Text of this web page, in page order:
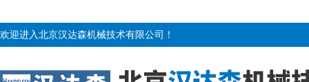
欢迎进入北京汉达森机械技术有限公司！